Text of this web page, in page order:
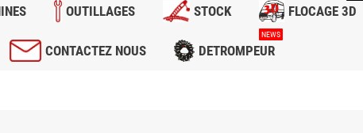
OUTILLAGES STOCK FLOCAGE 3D
CONTACTEZ NOUS DETROMPEUR
NEWS